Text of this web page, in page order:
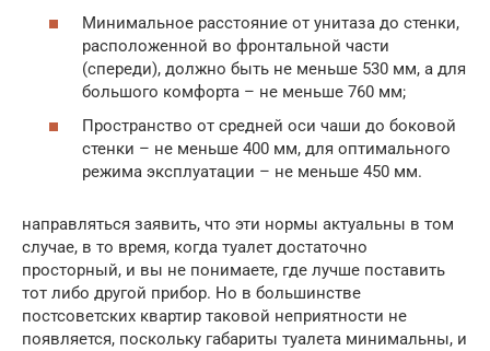
Минимальное расстояние от унитаза до стенки,
расположенной во фронтальной части
(спереди), должно быть не меньше 530 мм, а для
большого комфорта – не меньше 760 мм;
Пространство от средней оси чаши до боковой
стенки – не меньше 400 мм, для оптимального
режима эксплуатации – не меньше 450 мм.
направляться заявить, что эти нормы актуальны в том
случае, в то время, когда туалет достаточно
просторный, и вы не понимаете, где лучше поставить
тот либо другой прибор. Но в большинстве
постсоветских квартир таковой неприятности не
появляется, поскольку габариты туалета минимальны, и